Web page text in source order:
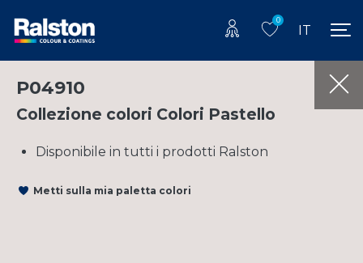
0
IT
P04910
Collezione colori Colori Pastello
Disponibile in tutti i prodotti Ralston
Metti sulla mia paletta colori